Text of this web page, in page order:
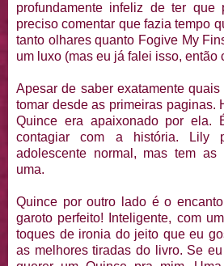
profundamente infeliz de ter que
preciso comentar que fazia tempo
tanto olhares quanto Fogive My
um luxo (mas eu já falei isso, então
Apesar de saber exatamente
tomar desde as primeiras paginas.
Quince era apaixonado por ela.
contagiar com a história. Lily
adolescente normal, mas tem as
uma.
Quince por outro lado é o
garoto perfeito! Inteligente, com
toques de ironia do jeito que eu
as melhores tiradas do livro. Se